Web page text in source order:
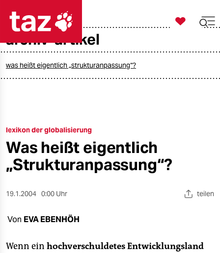
taz zahl ich
öko
gesellschaft
sport
berlin
nord

taz zahl ich
archiv-artikel
was heißt eigentlich „strukturanpassung“?
lexikon der globalisierung
Was heißt eigentlich
„Strukturanpassung“?
19.1.2004 0:00 Uhr teilen
Von EVA EBENHÖH
Wenn ein hochverschuldetes Entwicklungsland